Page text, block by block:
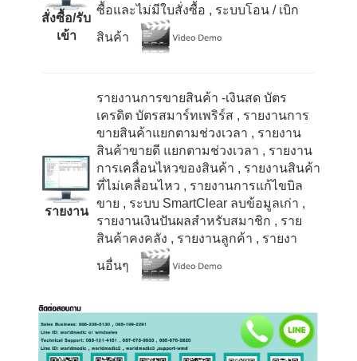
สั่งซื้อ/รับ
เข้า
ซื้อและไม่มีใบสั่งซื้อ , ระบบโอน / เบิก
สินค้า
รายงาน
รายงานการขายสินค้า -เงินสด บัตร
เครดิต บัตรสมาร์ทเพริร์ส , รายงานการ
ขายสินค้าแยกตามช่วงเวลา , รายงาน
สินค้าขายดี แยกตามช่วงเวลา , รายงาน
การเคลื่อนไหวของสินค้า , รายงานสินค้า
ที่ไม่เคลื่อนไหว , รายงานการแก้ไขบิล
ขาย , ระบบ SmartClear ลบข้อมูลเก่า ,
รายงานเงินปันผลสำหรับสมาชิก , ราย
สินค้าคงคลัง , รายงานลูกค้า , รายงา
นอื่นๆ